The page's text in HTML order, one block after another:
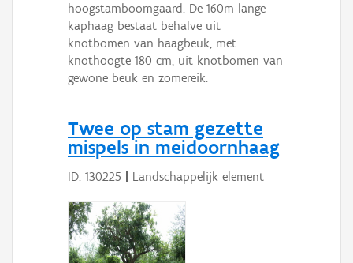
hoogstamboomgaard. De 160m lange
kaphaag bestaat behalve uit
knotbomen van haagbeuk, met
knothoogte 180 cm, uit knotbomen van
gewone beuk en zomereik.
Twee op stam gezette
mispels in meidoornhaag
ID: 130225 | Landschappelijk element